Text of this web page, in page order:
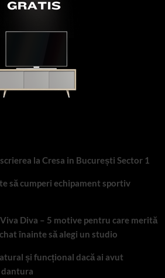
la Cresa in București Sector 1
să cumperi echipament sportiv
Diva – 5 motive pentru care merită
înainte să alegi un studio
și funcțional dacă ai avut
dantura